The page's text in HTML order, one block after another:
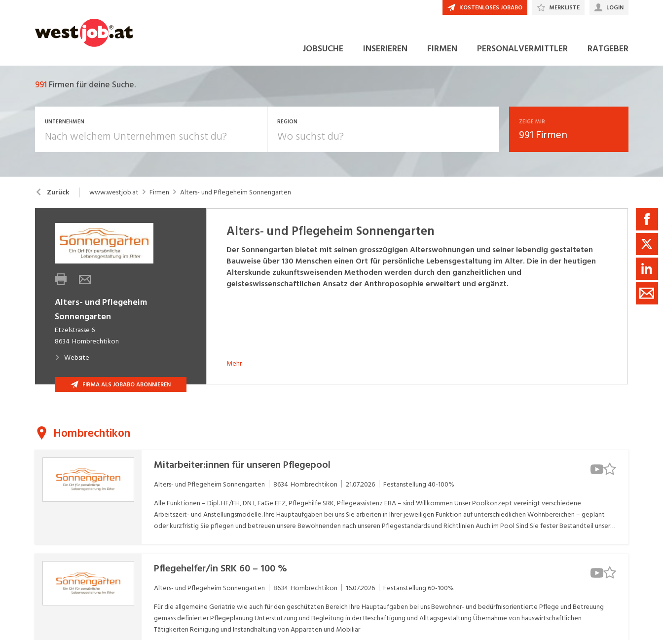
JOBSUCHE INSERIEREN FIRMEN PERSONALVERMITTLER RATGEBER
KOSTENLOSES JOBABO MERKLISTE LOGIN
991 Firmen für deine Suche.
UNTERNEHMEN REGION ZEIGE MIR
991 Firmen
Zurück www.westjob.at Firmen Alters- und Pflegeheim Sonnengarten
Alters- und Pflegeheim
Sonnengarten
Etzelstrasse 6
8634 Hombrechtikon
Website
FIRMA ALS JOBABO ABONNIEREN
Alters- und Pflegeheim Sonnengarten
Der Sonnengarten bietet mit seinen grosszügigen Alterswohnungen und seiner lebendig gestalteten
Bauweise über 130 Menschen einen Ort für persönliche Lebensgestaltung im Alter. Die in der heutigen
Alterskunde zukunftsweisenden Methoden werden durch den ganzheitlichen und
geisteswissenschaftlichen Ansatz der Anthroposophie erweitert und ergänzt.
Mehr
Hombrechtikon
Mitarbeiter:innen für unseren Pflegepool
Alters- und Pflegeheim Sonnengarten 8634 Hombrechtikon 21.07.2026 Festanstellung40-100%
Alle Funktionen – Dipl. HF/FH, DN I, FaGe EFZ, Pflegehilfe SRK, Pflegeassistenz EBA – sind Willkommen Unser Poolkonzept vereinigt verschiedene
Arbeitszeit- und Anstellungsmodelle. Ihre Hauptaufgaben bei uns Sie arbeiten in Ihrer jeweiligen Funktion auf unterschiedlichen Wohnbereichen – geplant
oder kurzfristig Sie pflegen und betreuen unsere Bewohnenden nach unseren Pflegestandards und Richtlinien Auch im Pool Sind Sie fester Bestandteil unserer
Pflegehelfer/in SRK 60 – 100 %
Alters- und Pflegeheim Sonnengarten 8634 Hombrechtikon 16.07.2026 Festanstellung 60-100%
Für die allgemeine Geriatrie wie auch für den geschützten Bereich Ihre Hauptaufgaben bei uns Bewohner- und bedürfnisorientierte Pflege und Betreuung
gemäss definierter Pflegeplanung Unterstützung und Begleitung in der Beschäftigung und Alltagsgestaltung Übernahme von hauswirtschaftlichen
Tätigkeiten Reinigung und Instandhaltung von Apparaten und Mobiliar